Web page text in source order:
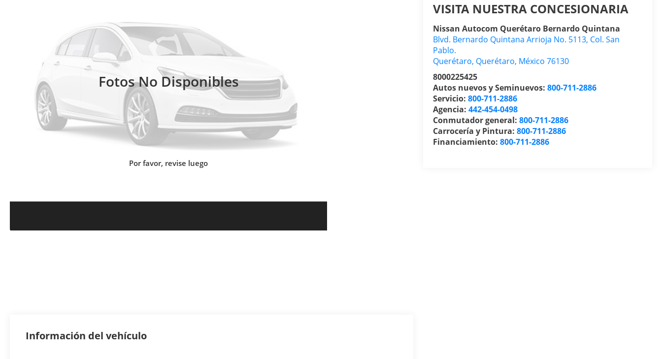
Fotos No Disponibles
Por favor, revise luego
VISITA NUESTRA CONCESIONARIA
Nissan Autocom Querétaro Bernardo Quintana
Blvd. Bernardo Quintana Arrioja No. 5113, Col. San
Pablo.
Querétaro, Querétaro, México 76130
8000225425
Autos nuevos y Seminuevos:800-711-2886
Servicio:800-711-2886
Agencia:442-454-0498
Conmutador general:800-711-2886
Carrocería y Pintura:800-711-2886
Financiamiento:800-711-2886
Información del vehículo